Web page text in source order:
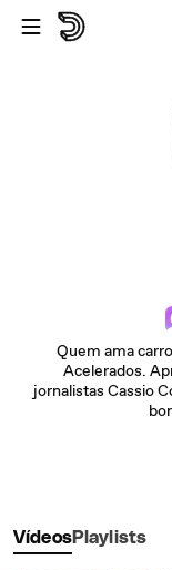
Ir para o conteúdo
Quem ama
Acelerados.
jornalistas Cassio
VídeosPlaylists